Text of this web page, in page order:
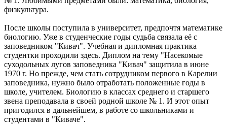
физкультура.
После школы поступила в университет, предпочтя математике
биологию. Уже в студенческие годы судьба связала её с
заповедником "Кивач". Учебная и дипломная практика
студентки проходили здесь. Диплом на тему "Насекомые
суходольных лугов заповедника "Кивач" защитила в июне
1970 г. Но прежде, чем стать сотрудником первого в Карелии
заповедника, нужно было отработать положенные годы в
школе, учителем. Биологию в классах среднего и старшего
звена преподавала в своей родной школе № 1. И этот опыт
пригодился в дальнейшем, в работе со школьниками и
студентами в "Киваче".